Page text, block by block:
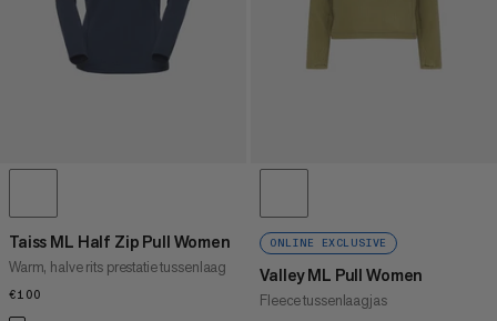
Taiss ML Half Zip Pull Women
Warm, halve rits prestatie tussenlaag
€100
ONLINE EXCLUSIVE
Valley ML Pull Women
Fleece tussenlaagjas